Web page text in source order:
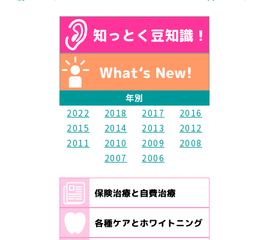
年別
2022
2018 2017
2016
2015
2014 2013
2012
2011
2010 2009
2008
2007
2006